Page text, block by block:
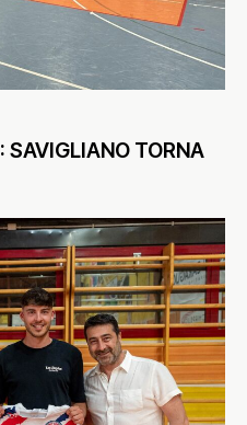
SAVIGLIANO TORNA